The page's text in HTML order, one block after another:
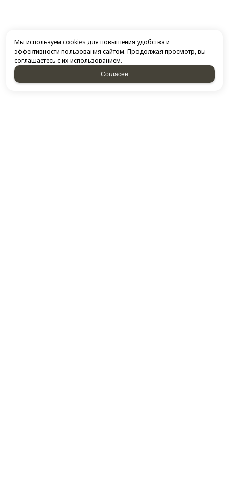
Мы используем cookies для повышения удобства и
эффективности пользования сайтом. Продолжая просмотр, вы
соглашаетесь с их использованием.
Согласен